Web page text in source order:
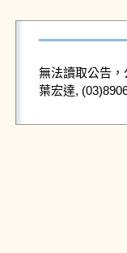
無法讀取公告
葉宏達,